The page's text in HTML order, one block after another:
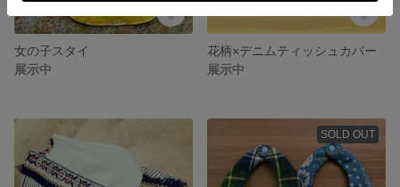
女の子スタイ
展示中
花柄×デニムティッシュカバー
展示中
SOLD OUT